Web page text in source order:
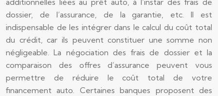
additionnelles liées au prêt auto, à l’instar des frais de
dossier, de l’assurance, de la garantie, etc. Il est
indispensable de les intégrer dans le calcul du coût total
du crédit, car ils peuvent constituer une somme non
négligeable. La négociation des frais de dossier et la
comparaison des offres d’assurance peuvent vous
permettre de réduire le coût total de votre
financement auto. Certaines banques proposent des